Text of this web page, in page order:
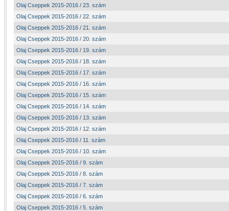
Olaj Cseppek 2015-2016 / 23. szám
Olaj Cseppek 2015-2016 / 22. szám
Olaj Cseppek 2015-2016 / 21. szám
Olaj Cseppek 2015-2016 / 20. szám
Olaj Cseppek 2015-2016 / 19. szám
Olaj Cseppek 2015-2016 / 18. szám
Olaj Cseppek 2015-2016 / 17. szám
Olaj Cseppek 2015-2016 / 16. szám
Olaj Cseppek 2015-2016 / 15. szám
Olaj Cseppek 2015-2016 / 14. szám
Olaj Cseppek 2015-2016 / 13. szám
Olaj Cseppek 2015-2016 / 12. szám
Olaj Cseppek 2015-2016 / 11. szám
Olaj Cseppek 2015-2016 / 10. szám
Olaj Cseppek 2015-2016 / 9. szám
Olaj Cseppek 2015-2016 / 8. szám
Olaj Cseppek 2015-2016 / 7. szám
Olaj Cseppek 2015-2016 / 6. szám
Olaj Cseppek 2015-2016 / 5. szám